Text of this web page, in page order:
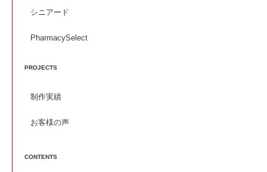
シニアード
PharmacySelect
PROJECTS
制作実績
お客様の声
CONTENTS